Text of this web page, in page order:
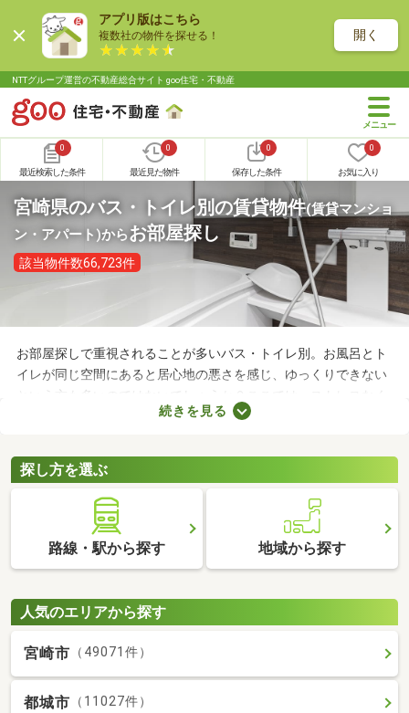
アプリ版はこちら
複数社の物件を探せる！ 開く
NTTグループ運営の不動産総合サイト goo住宅・不動産
0
最近検索した条件
0
最近見た物件
0
保存した条件
0
お気に入り
宮崎県のバス・トイレ別の賃貸物件(賃貸マンショ
ン・アパート)からお部屋探し
該当物件数66,723件
お部屋探しで重視されることが多いバス・トイレ別。お風呂とト
イレが同じ空間にあると居心地の悪さを感じ、ゆっくりできない
という方も多いのではないでしょうか？ここでは、ストレスなく
快適に暮らせるバス・トイレ別の物件を紹介します。バス・トイ
してみてくださいね。
続きを見る
探し方を選ぶ
路線・駅から探す 地域から探す
人気のエリアから探す
宮崎市 （49071件）
都城市 （11027件）